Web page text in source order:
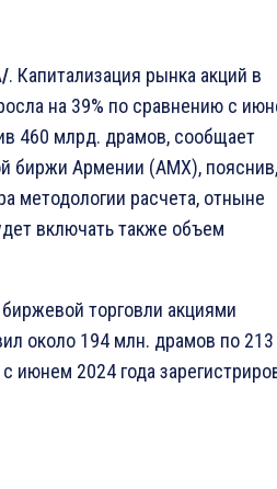
. Капитализация рынка акций в
на 39% по сравнению с
460 млрд. драмов, сообщает
биржи Армении (АМХ), пояснив,
методологии расчета, отныне
включать также объем
торговли акциями
около 194 млн. драмов по 213
июнем 2024 года